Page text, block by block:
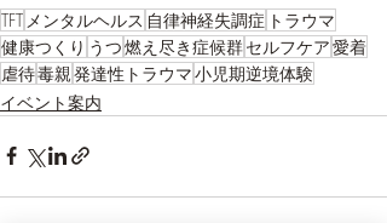
TFT メンタルヘルス 自律神経失調症 トラウマ
健康つくり うつ燃え尽き症候群セルフケア愛着
虐待毒親発達性トラウマ小児期逆境体験
イベント案内